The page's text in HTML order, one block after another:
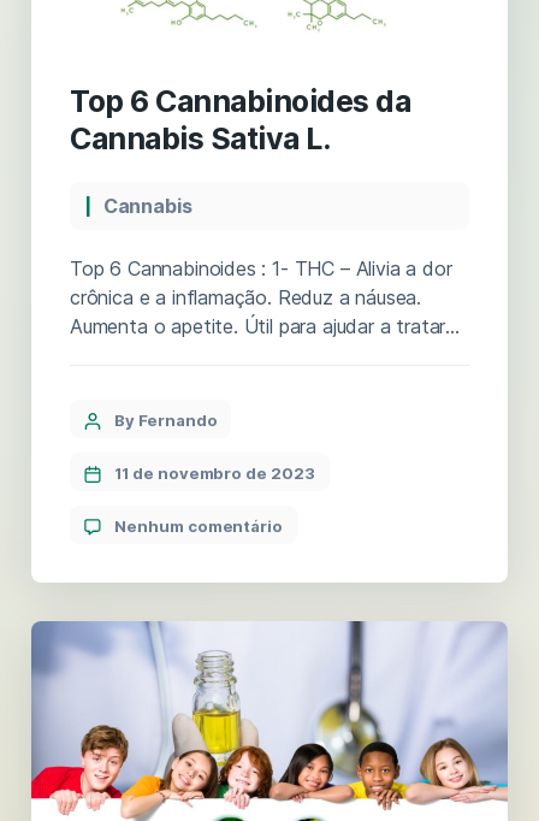
Top 6 Cannabinoides da
Cannabis Sativa L.
Cannabis
Top 6 Cannabinoides : 1- THC – Alivia a dor
crônica e a inflamação. Reduz a náusea.
Aumenta o apetite. Útil para ajudar a tratar
antiespasmódico, Propriedades antitumorais.
crônica. Alivia os sintomas da epilepsia e […]
By Fernando
11 de novembro de 2023
Nenhum comentário